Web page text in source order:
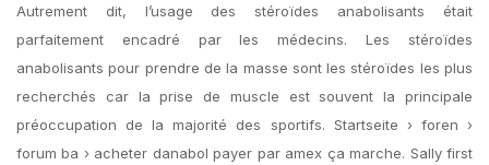
Autrement dit, l’usage des stéroïdes anabolisants était
parfaitement encadré par les médecins. Les stéroïdes
anabolisants pour prendre de la masse sont les stéroïdes les plus
recherchés car la prise de muscle est souvent la principale
préoccupation de la majorité des sportifs. Startseite › foren ›
forum ba › acheter danabol payer par amex ça marche. Sally first